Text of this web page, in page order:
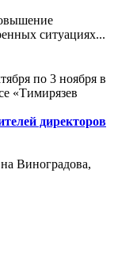
ситуациях...
по 3 ноября в
«Тимирязев
директоров
Виноградова,